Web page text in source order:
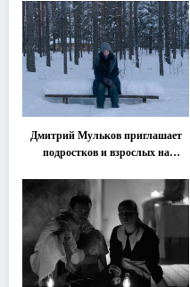
Дмитрий Мульков приглашает
подростков и взрослых на